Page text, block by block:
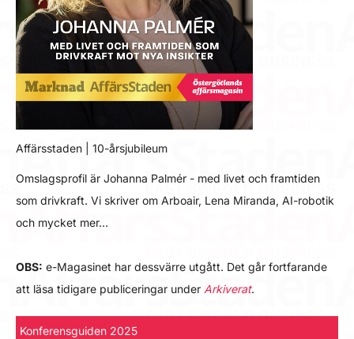
Affärsstaden | 10-årsjubileum
Omslagsprofil är Johanna Palmér - med livet och framtiden
som drivkraft. Vi skriver om Arboair, Lena Miranda, AI-robotik
och mycket mer…
OBS: e-Magasinet har dessvärre utgått. Det går fortfarande
att läsa tidigare publiceringar under Arkiverat.
Konferensguiden 2025